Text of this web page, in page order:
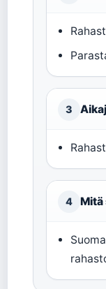
3
4 Mitä